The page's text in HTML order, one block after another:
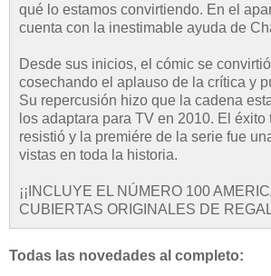
qué lo estamos convirtiendo. En el
cuenta con la inestimable ayuda de
Desde sus inicios, el cómic se
cosechando el aplauso de la crítica y
Su repercusión hizo que la cadena
los adaptara para TV en 2010. El éxito
resistió y la premiére de la serie fue
vistas en toda la historia.
¡¡INCLUYE EL NÚMERO 100
CUBIERTAS ORIGINALES DE
Todas las novedades al completo: